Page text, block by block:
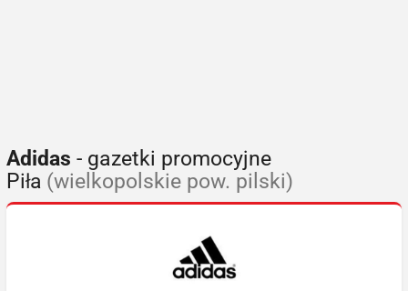
Adidas - gazetki promocyjne
Piła (wielkopolskie pow. pilski)